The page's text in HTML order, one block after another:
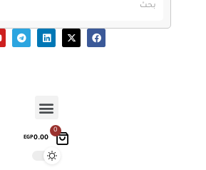
0
EGP0.00